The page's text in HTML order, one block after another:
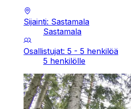
Sijainti: Sastamala
Sastamala
Osallistujat: 5 - 5 henkilöä
5 henkilölle